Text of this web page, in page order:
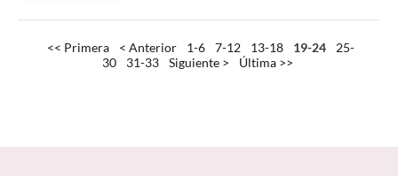
<< Primera < Anterior 1-6 7-12 13-18 19-24
25-
30
31-33 Siguiente > Última >>